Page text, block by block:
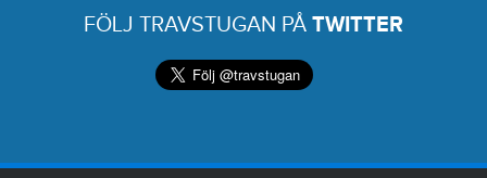
FÖLJ TRAVSTUGAN PÅ TWITTER